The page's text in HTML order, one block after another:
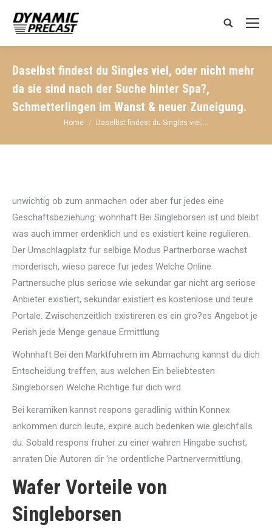
Search:
Daselbst findest du Singles viel, oder nicht mehr
da sie sind nach der Suche hinter Spa?,
Schmetterlingen im Wanst & neuer Zuneigung.
You are here:
Home Daselbst findest du Singles viel,…
unwichtig ob zum anmachen oder aber fur jedes eine
Geschaftsbeziehung: wohnhaft Bei Singleborsen ist und bleibt
was auch immer erdenklich und es existiert keine regulieren.
Der Umschlagplatz fur selbige Modus Partnerborse wachst
morderisch, wieso parece fur jedes Welche Online
Partnersuche plus seriose wie sekundar gar nicht arg seriose
Anbieter existiert, sekundar existiert es kostenlose und teure
Portale. Zwischenzeitlich existireren es ein gro?es Angebot je
Perish jede Menge genaue Ermittlung.
Wohnhaft Bei den Marktfuhrern im Abmachung kannst du dich
Entscheidung treffen, aus welchen Ein beliebtesten
Singleborsen Welche Richtige fur dich wird.
Bei keramiken kannst respons geradlinig within Konnex
ankommen durch leute, expire auch bedenken wie gleichfalls
du. Sobald respons fruher zu einer wahren Hingabe suchst,
anraten Die Autoren dir ‘ne ordentliche Partnervermittlung.
Wafer Vorteile von
Singleborsen